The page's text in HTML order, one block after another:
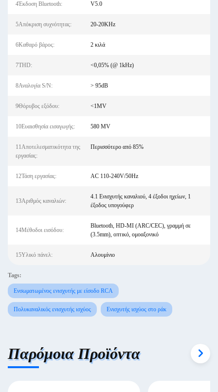
4Έκδοση Bluetooth: V5.0
5Απόκριση συχνότητας: 20-20KHz
6Καθαρό βάρος: 2 κιλά
7THD: <0,05% (@ 1kHz)
8Αναλογία S/N: > 95dB
9Θόρυβος εξόδου: <1MV
10Ευαισθησία εισαγωγής: 580 MV
11Αποτελεσματικότητα της
εργασίας:
Περισσότερο από 85%
12Τάση εργασίας: AC 110-240V/50Hz
13Αριθμός καναλιών:
4.1 Ενισχυτής καναλιού, 4 έξοδοι ηχείων, 1
έξοδος υπογούφερ
14Μέθοδοι εισόδου:
Bluetooth, HD-MI (ARC/CEC), γραμμή σε
(3.5mm), οπτικό, ομοαξονικό
15Υλικό πάνελ: Αλουμίνιο
Tags:
Ενσωματωμένος ενισχυτής με είσοδο RCA
Πολυκαναλικός ενισχυτής ισχύος Ενισχυτής ισχύος στο ράκ
Παρόμοια Προϊόντα